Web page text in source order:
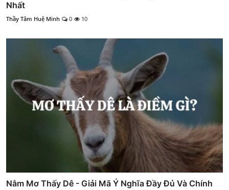
Nhất
Thầy Tâm Huệ Minh 0 10
Nằm Mơ Thấy Dê - Giải Mã Ý Nghĩa Đầy Đủ Và Chính